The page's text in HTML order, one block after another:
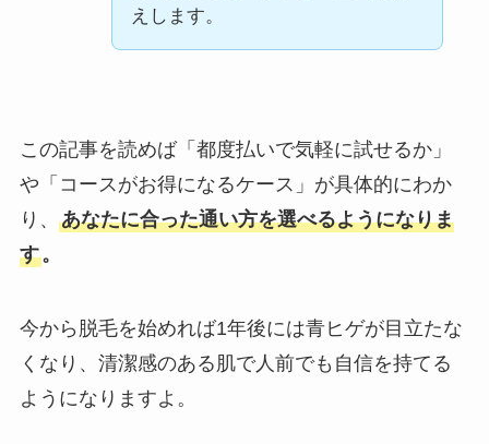
えします。
この記事を読めば「都度払いで気軽に試せるか」
や「コースがお得になるケース」が具体的にわか
り、 あなたに合った通い方を選べるようになりま
す。
今から脱毛を始めれば1年後には青ヒゲが目立たな
くなり、清潔感のある肌で人前でも自信を持てる
ようになりますよ。